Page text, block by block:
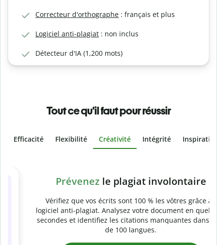
Correcteur d'orthographe : français et plus
Logiciel anti-plagiat : non inclus
Détecteur d'IA (1,200 mots)
Tout ce qu'il faut pour réussir
Efficacité Flexibilité Créativité Intégrité
Slide 4 of 6